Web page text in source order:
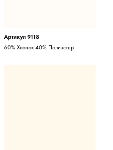
Артикул 9118
60% Хлопок 40% Полиэстер